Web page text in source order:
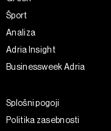
Šport
Analiza
Adria Insight
Businessweek Adria
Splošni pogoji
Politika zasebnosti